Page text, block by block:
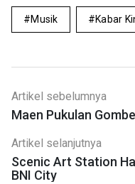
Musik Kabar
Artikel sebelumnya
Maen Pukulan
Artikel selanjutnya
Scenic Art Station
BNI City